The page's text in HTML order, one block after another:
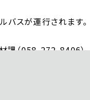
バスが運行されます。
課（058-272-8406）